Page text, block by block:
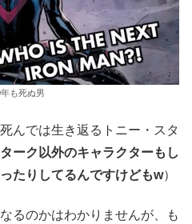
も死ぬ男
んでは生き返るトニー・スタ
ーク以外のキャラクターもし
たりしてるんですけどもw）
るのかはわかりませんが、も